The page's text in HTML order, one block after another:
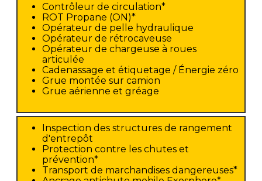
Contrôleur de circulation*
ROT Propane (ON)*
Opérateur de pelle hydraulique
Opérateur de rétrocaveuse
Opérateur de chargeuse à roues
articulée
Cadenassage et étiquetage / Énergie zéro
Grue montée sur camion
Grue aérienne et gréage
Inspection des structures de rangement
d'entrepôt
Protection contre les chutes et
prévention*
Transport de marchandises dangereuses*